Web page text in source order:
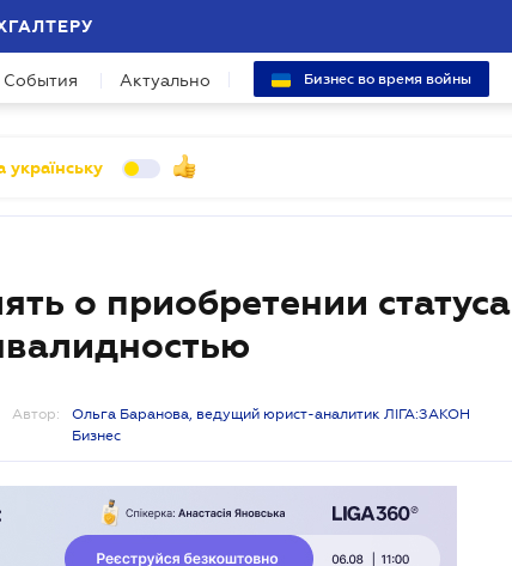
События Актуально Бизнес во время войны
українську
о приобретении статуса
Автор:
Ольга Баранова, ведущий юрист-аналитик ЛІГА:ЗАКОН
Бизнес